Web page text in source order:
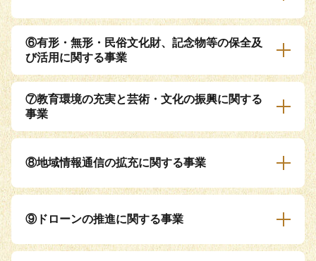
⑥有形・無形・民俗文化財、記念物等の保全及
び活用に関する事業
⑦教育環境の充実と芸術・文化の振興に関する
事業
⑧地域情報通信の拡充に関する事業
⑨ドローンの推進に関する事業